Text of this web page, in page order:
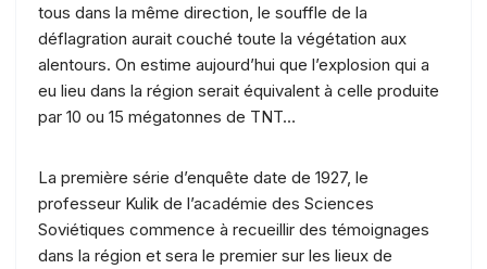
tous dans la même direction, le souffle de la
déflagration aurait couché toute la végétation aux
alentours. On estime aujourd’hui que l’explosion qui a
eu lieu dans la région serait équivalent à celle produite
par 10 ou 15 mégatonnes de TNT…
La première série d’enquête date de 1927, le
professeur Kulik de l’académie des Sciences
Soviétiques commence à recueillir des témoignages
dans la région et sera le premier sur les lieux de